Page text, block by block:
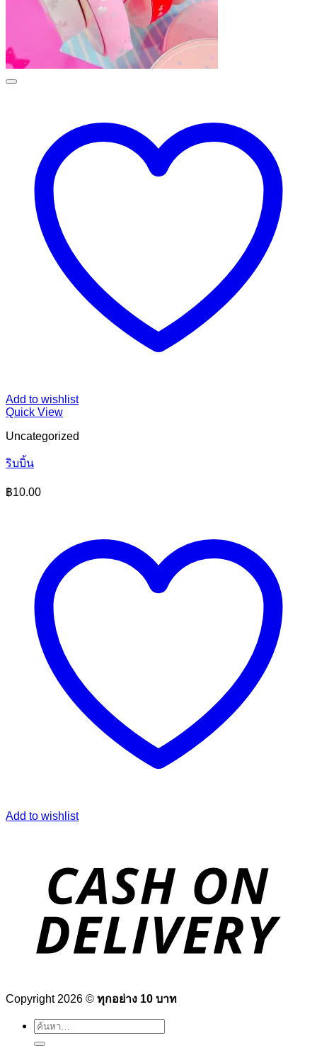
Add to wishlist
Quick View
Uncategorized
ริบบิ้น
฿10.00
Add to wishlist
Copyright 2026 © ทุกอย่าง 10 บาท
ค้นหา: